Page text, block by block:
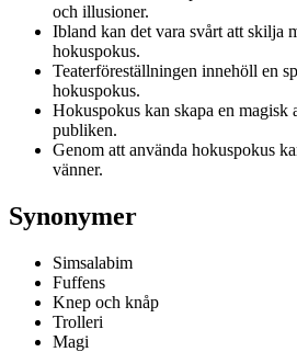
och illusioner.
Ibland kan det vara svårt att skilja
hokuspokus.
Teaterföreställningen innehöll en
hokuspokus.
Hokuspokus kan skapa en magisk
publiken.
Genom att använda hokuspokus
vänner.
Synonymer
Simsalabim
Fuffens
Knep och knåp
Trolleri
Magi